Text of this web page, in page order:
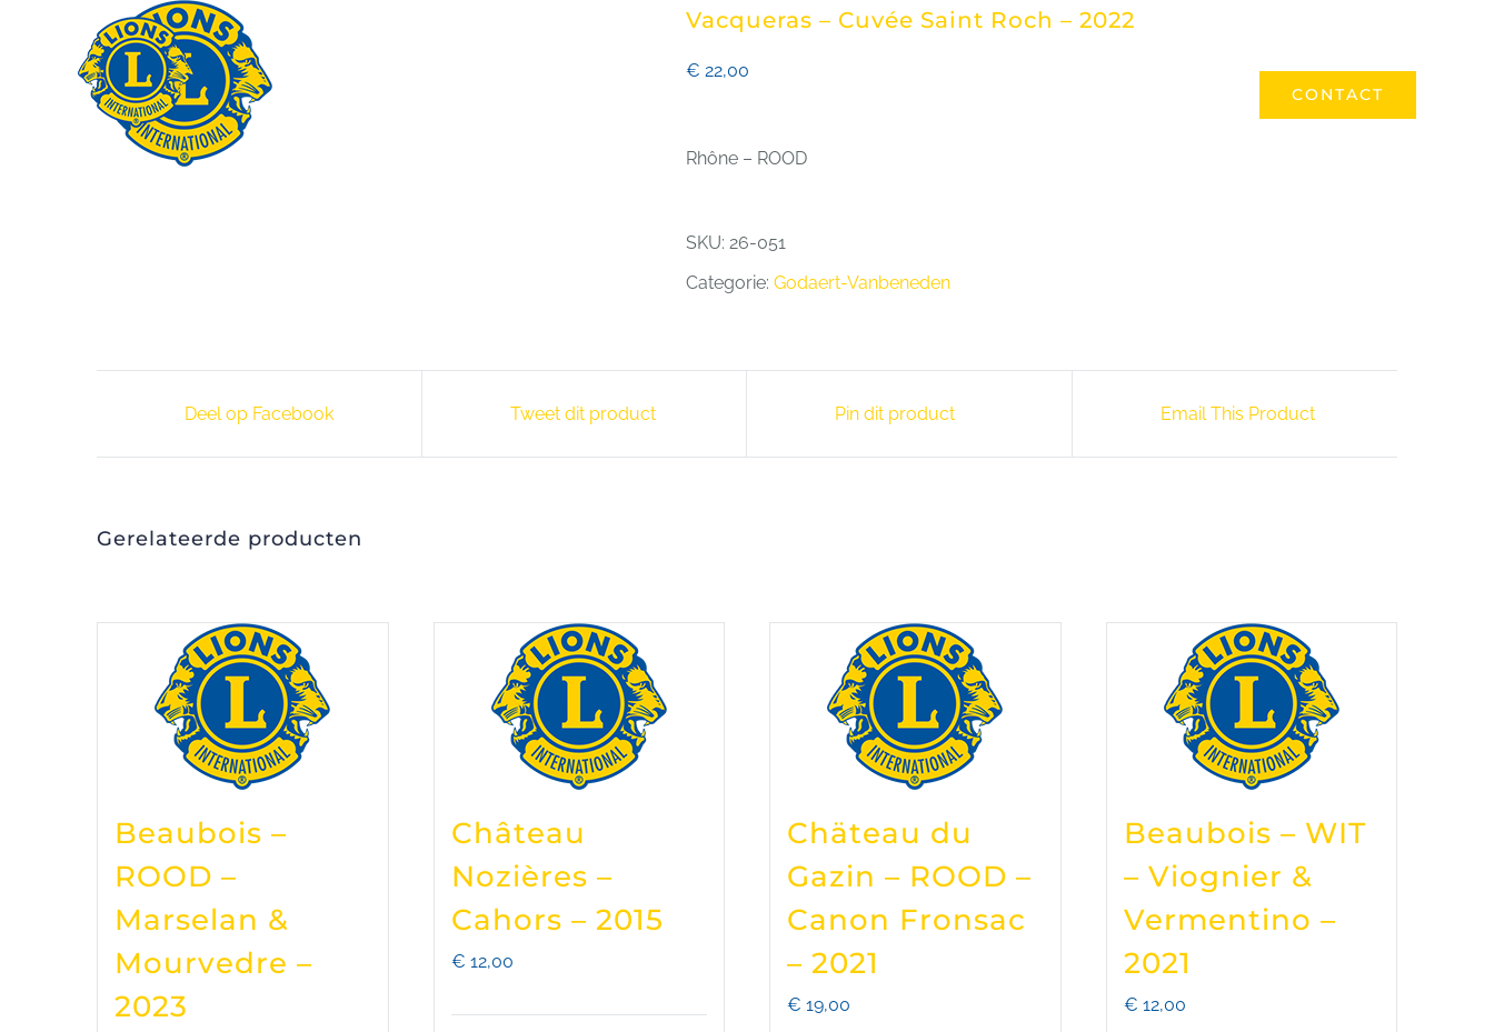
CONTACT
Vacqueras – Cuvée Saint Roch – 2022
€ 22,00
Rhône – ROOD
SKU: 26-051
Categorie: Godaert-Vanbeneden
Deel op Facebook Tweet dit product Pin dit product Email This Product
Gerelateerde producten
Beaubois –
ROOD –
Marselan &
Mourvedre –
2023
Château
Nozières –
Cahors – 2015
€ 12,00
Chäteau du
Gazin – ROOD –
Canon Fronsac
– 2021
€ 19,00
Beaubois – WIT
– Viognier &
Vermentino –
2021
€ 12,00